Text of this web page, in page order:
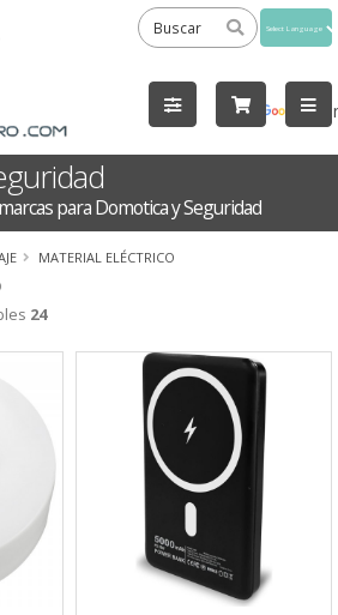
by
para Domotica y Seguridad
MATERIAL ELÉCTRICO
24